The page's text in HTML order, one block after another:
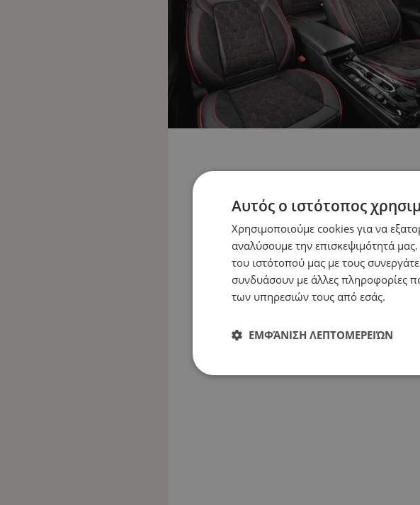
Αυτός ο ιστότοπος
Χρησιμοποιούμε cookies για να
αναλύσουμε την επισκεψιμότητά
του ιστότοπού μας με τους
συνδυάσουν με άλλες πληροφορίες
των υπηρεσιών τους από εσάς.
ΕΜΦΆΝΙΣΗ ΛΕΠΤΟΜΕΡΕΙΏΝ